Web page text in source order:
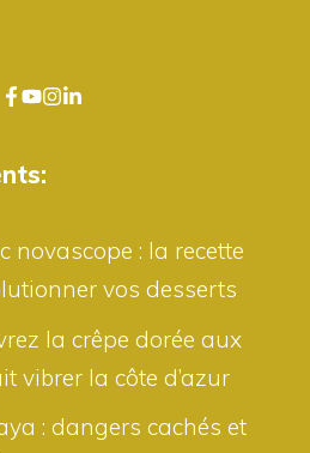
novascope : la recette
vos desserts
la crêpe dorée aux
vibrer la côte d’azur
: dangers cachés et